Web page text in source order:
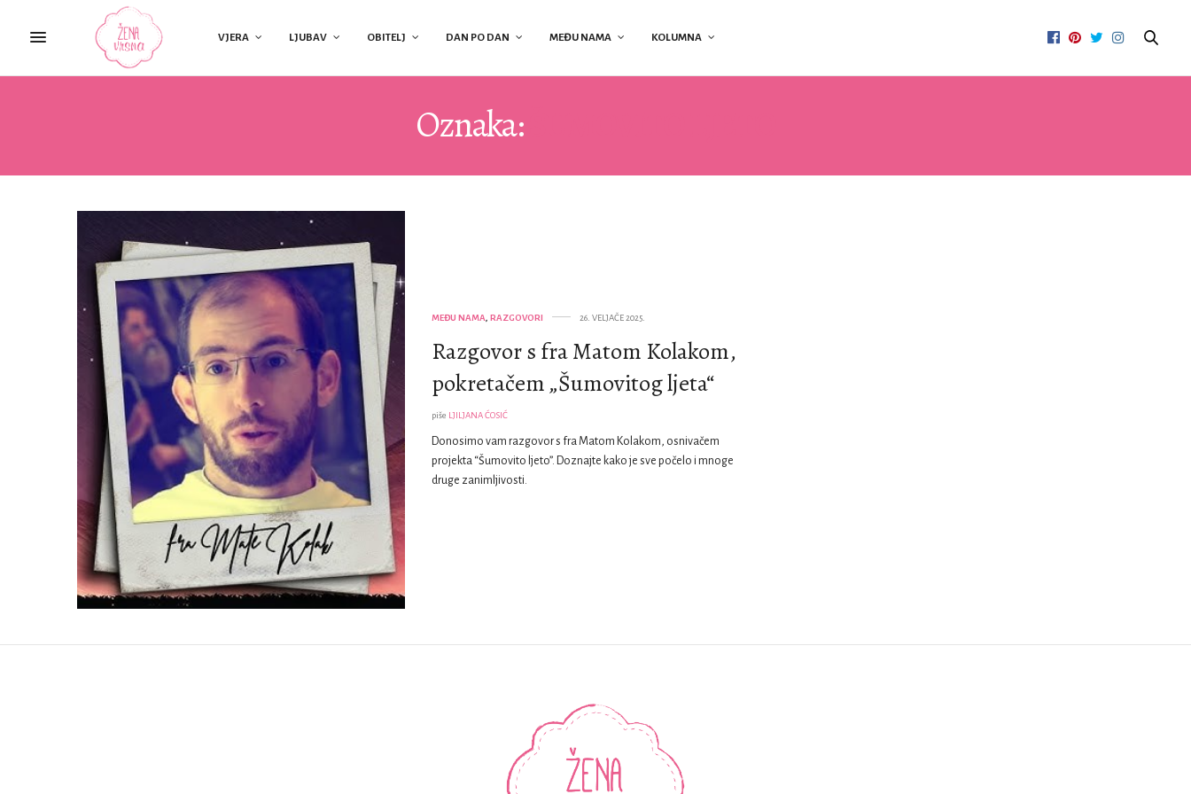
VJERA LJUBAV OBITELJ DAN PO DAN MEĐU NAMA KOLUMNA
Oznaka:
MEĐU NAMA, RAZGOVORI 26. VELJAČE 2025.
Razgovor s fra Matom Kolakom,
pokretačem „Šumovitog ljeta“
piše LJILJANA ĆOSIĆ
Donosimo vam razgovor s fra Matom Kolakom, osnivačem
projekta “Šumovito ljeto”. Doznajte kako je sve počelo i mnoge
druge zanimljivosti.